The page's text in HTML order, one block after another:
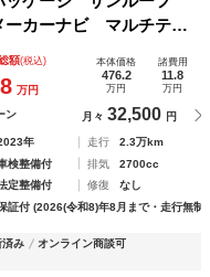
ーカーナビ マルチテレ
フレール 純正１９イ
ベンチレーション ウ
額(税込)
万円
本体価格
476.2
万円
諸費用
11.8
万円
ン 月々 32,500 円
年 走行
2.3万km
検整備付 排気
2700cc
定整備付 修復
なし
証付 (2026(令和8)年8月まで・走行無制
済み
オンライン商談可